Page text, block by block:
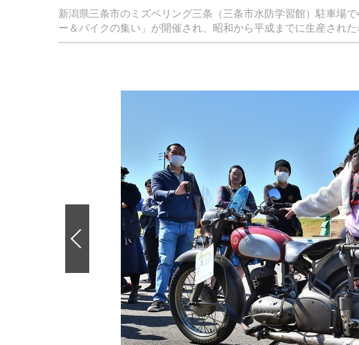
新潟県三条市のミズベリング三条（三条市水防学習館）駐車場
ー＆バイクの集い」が開催され、昭和から平成までに生産された